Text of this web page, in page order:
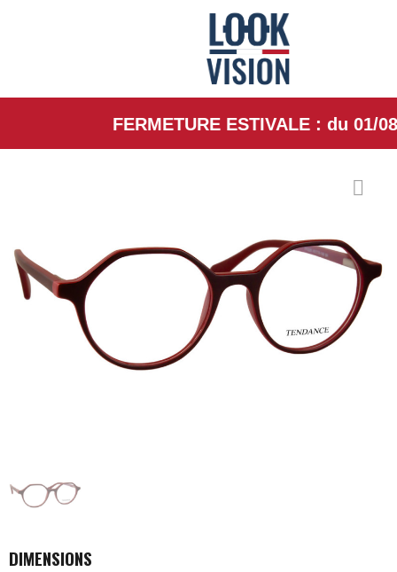
FERMETURE ESTIVALE : du 01/08/
DIMENSIONS